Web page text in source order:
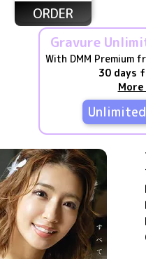
ORDER
Gravure
With DMM Premium
30 days